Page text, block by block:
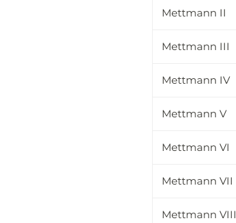
Mettmann II
Mettmann III
Mettmann IV
Mettmann V
Mettmann VI
Mettmann VII
Mettmann VIII